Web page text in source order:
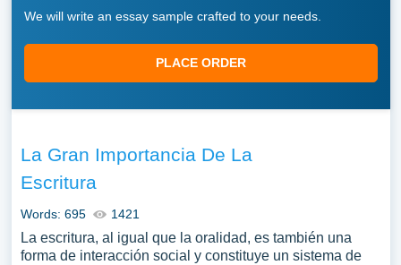
We will write an essay sample crafted to your needs.
PLACE ORDER
La Gran Importancia De La
Escritura
Words: 695 1421
La escritura, al igual que la oralidad, es también una
forma de interacción social y constituye un sistema de